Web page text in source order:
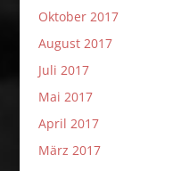
Oktober 2017
August 2017
Juli 2017
Mai 2017
April 2017
März 2017